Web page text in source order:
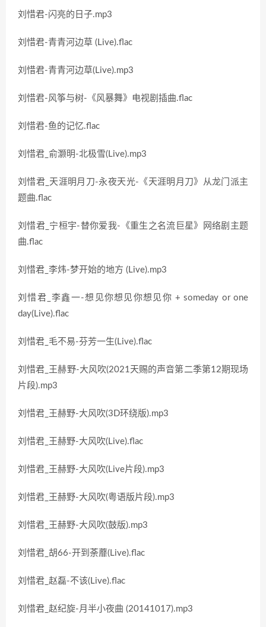
刘惜君-闪亮的日子.mp3
刘惜君-青青河边草 (Live).flac
刘惜君-青青河边草(Live).mp3
刘惜君-风筝与树-《风暴舞》电视剧插曲.flac
刘惜君-鱼的记忆.flac
刘惜君_俞灏明-北极雪(Live).mp3
刘惜君_天涯明月刀-永夜天光-《天涯明月刀》从龙门派主
题曲.flac
刘惜君_宁桓宇-替你爱我-《重生之名流巨星》网络剧主题
曲.flac
刘惜君_李炜-梦开始的地方 (Live).mp3
刘惜君_李鑫一-想见你想见你想见你 + someday or one
day(Live).flac
刘惜君_毛不易-芬芳一生(Live).flac
刘惜君_王赫野-大风吹(2021天赐的声音第二季第12期现场
片段).mp3
刘惜君_王赫野-大风吹(3D环绕版).mp3
刘惜君_王赫野-大风吹(Live).flac
刘惜君_王赫野-大风吹(Live片段).mp3
刘惜君_王赫野-大风吹(粤语版片段).mp3
刘惜君_王赫野-大风吹(鼓版).mp3
刘惜君_胡66-开到荼蘼(Live).flac
刘惜君_赵磊-不该(Live).flac
刘惜君_赵纪旋-月半小夜曲 (20141017).mp3